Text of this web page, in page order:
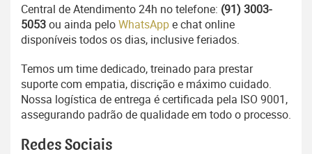
Central de Atendimento 24h no telefone: (91) 3003-
5053ou ainda peloWhatsAppe chat online
disponíveis todos os dias, inclusive feriados.
Temos um time dedicado, treinado para prestar
suporte com empatia, discrição e máximo cuidado.
Nossa logística de entrega é certificada pela ISO 9001,
assegurando padrão de qualidade em todo o processo.
Redes Sociais